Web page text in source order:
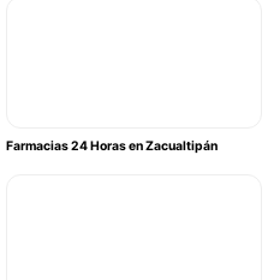
Farmacias 24 Horas en Zacualtipán